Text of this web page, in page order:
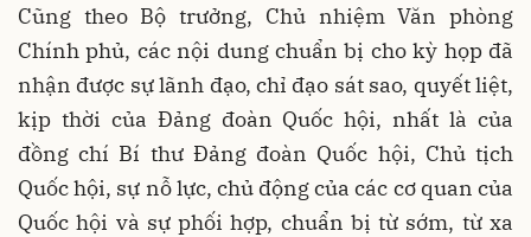
Cũng theo Bộ trưởng, Chủ nhiệm Văn phòng
Chính phủ, các nội dung chuẩn bị cho kỳ họp đã
nhận được sự lãnh đạo, chỉ đạo sát sao, quyết liệt,
kịp thời của Đảng đoàn Quốc hội, nhất là của
đồng chí Bí thư Đảng đoàn Quốc hội, Chủ tịch
Quốc hội, sự nỗ lực, chủ động của các cơ quan của
Quốc hội và sự phối hợp, chuẩn bị từ sớm, từ xa